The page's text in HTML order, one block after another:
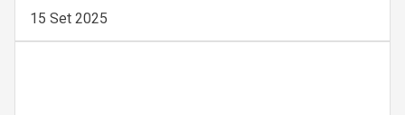
15 Set 2025